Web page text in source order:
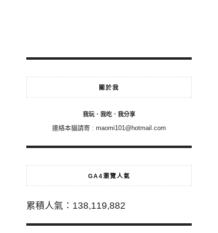
關於我
我玩．我吃．我分享
連絡本貓請寄 : maomi101@hotmail.com
GA4瀏覽人氣
累積人氣：138,119,882